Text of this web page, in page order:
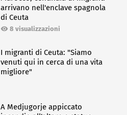
arrivano nell'enclave spagnola
di Ceuta
8 visualizzazioni
I migranti di Ceuta: "Siamo
venuti qui in cerca di una vita
migliore"
A Medjugorje appiccato